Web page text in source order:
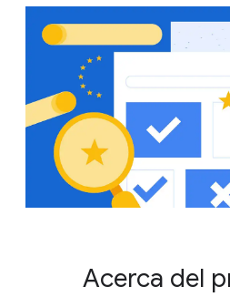
Acerca del